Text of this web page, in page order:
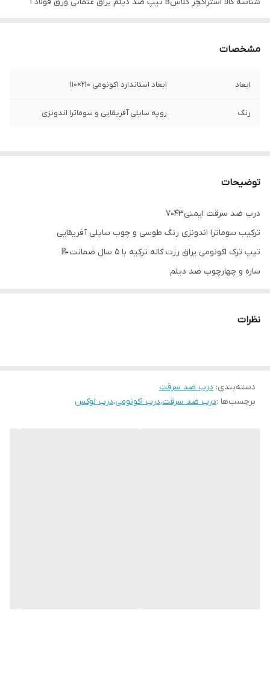
مشخصات
ابعاد ابعاد استاندارد اکونومی ۲۱۰×۱۱۰
رنگ رویه ساپلی آفریقایی و سوماترا اندونزی
توضیحات
درب ضد سرقت ایمنی۷۰۴۳
ترکیب سوماترا اندونزی رنگ طوسی و چوب ساپلی آفریقایی
تیپ ترک اکونومی یراق رزت کاله ترکیه با ۵ سال ضمانت📝
سازه و چهارچوب ضد دیلم
عایق برودتی و آکوستیک پشم سنگ
نظرات
دسته‌بندی: درب ضد سرقت
برچسب‌ها :درب ضد سرقت،درب اکونومی،درب لوکس